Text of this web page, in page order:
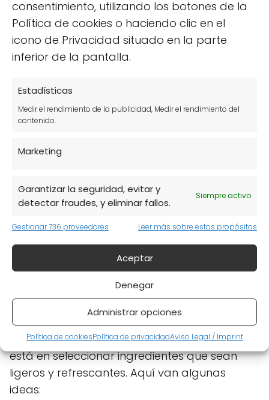
consentimiento, utilizando los botones de la
Política de cookies o haciendo clic en el
icono de Privacidad situado en la parte
inferior de la pantalla.
Estadísticas
Medir el rendimiento de la publicidad, Medir el rendimiento del
contenido.
Marketing
Garantizar la seguridad, evitar y
detectar fraudes, y eliminar fallos.
Siempre activo
Gestionar 736 proveedores Leer más sobre estos propósitos
Aceptar
Denegar
Administrar opciones
Política de cookiesPolítica de privacidadAviso Legal / Imprint
¿Cómo preparar platos
veganos para combatir el
calor estival?
Combatir el calor estival conplatos veganos
puede ser sencillo y muy gratificante. La clave
está en seleccionar ingredientes que sean
ligeros y refrescantes. Aquí van algunas
ideas: